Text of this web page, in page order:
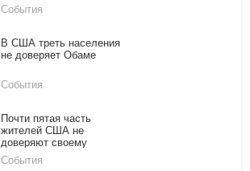
События
В США треть населения
не доверяет Обаме
События
Почти пятая часть
жителей США не
доверяют своему
правительству
События